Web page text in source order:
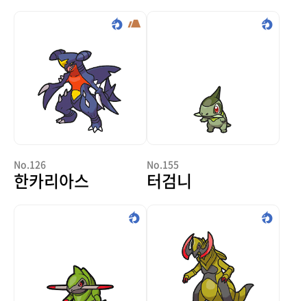
No.126
한카리아스
No.155
터검니